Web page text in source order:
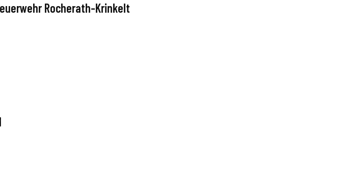
Rocherath-Krinkelt